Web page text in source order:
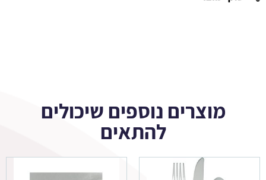
מוצרים נוספים שיכולים
להתאים